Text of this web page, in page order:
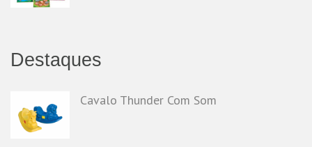
Destaques
Cavalo Thunder Com Som